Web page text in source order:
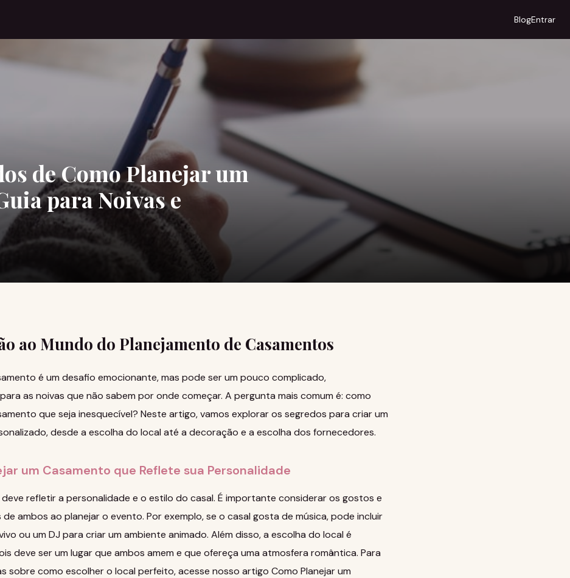
BlogEntrar
de Como Planejar um
para Noivas e
ao Mundo do Planejamento de Casamentos
é um desafio emocionante, mas pode ser um pouco complicado,
as noivas que não sabem por onde começar. A pergunta mais comum é: como
que seja inesquecível? Neste artigo, vamos explorar os segredos para criar um
desde a escolha do local até a decoração e a escolha dos fornecedores.
um Casamento que Reflete sua Personalidade
refletir a personalidade e o estilo do casal. É importante considerar os gostos e
ambos ao planejar o evento. Por exemplo, se o casal gosta de música, pode incluir
ou um DJ para criar um ambiente animado. Além disso, a escolha do local é
deve ser um lugar que ambos amem e que ofereça uma atmosfera romântica. Para
sobre como escolher o local perfeito, acesse nosso artigo Como Planejar um